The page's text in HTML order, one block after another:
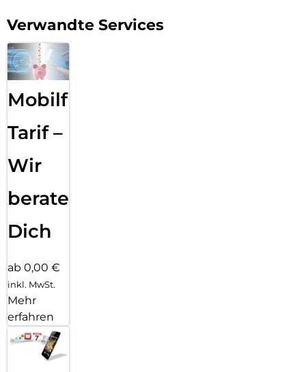
Verwandte Services
Mobilfunk
Tarif –
Wir
beraten
Dich
ab 0,00 €
inkl. MwSt.
Mehr
erfahren